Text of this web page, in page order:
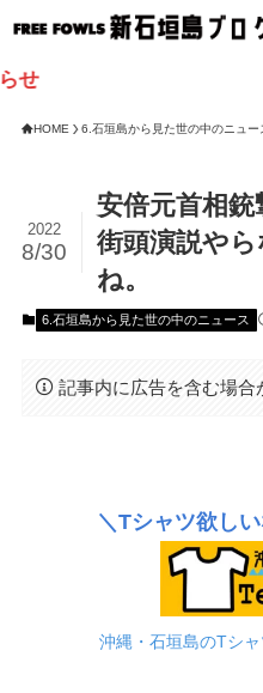
HOME 6.石垣島から見た世の中のニュー
安倍元首相
街頭演説や
ね。
2022
8/30
6.石垣島から見た世の中のニュース
記事内に広告を含む場合
＼Tシャツ欲し
沖縄・石垣島のTシャ